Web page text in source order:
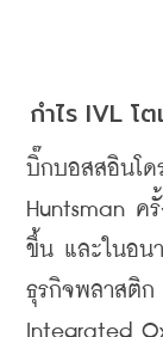
กำไร IVL โ
บิ๊กบอสสอินโด
Huntsman ค
ขึ้น และในอน
ธุรกิจพลาสติก
Integrated